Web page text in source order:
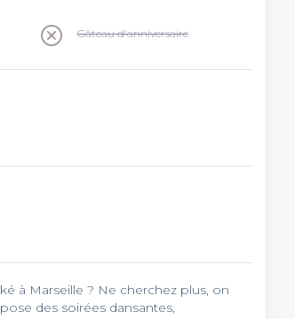
Gâteau d'anniversaire
on
des soirées dansantes,